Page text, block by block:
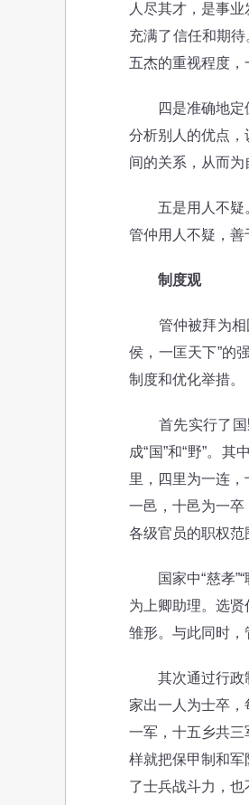
人尽其才，是事
充满了信任和期
五杰的重视程度，
四是准确地定位
分析别人的优点
间的关系，从而为
五是用人不疑。
管仲用人不疑，善
制度观
管仲被拜为相国
侯，一匡天下”的
制度和优化举措。
首先实行了国野
成“国”和“野”。
里，四里为一连
一邑，十邑为一
各级官员的职权范
国家中“慈孝”“
为上卿助理。选
雏形。与此同时，
其次通过行政制
家出一人为士卒
一军，十五乡共
样就把保甲制和
了士兵战斗力，